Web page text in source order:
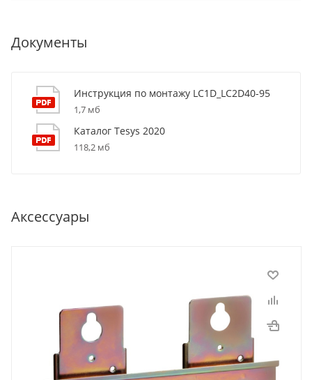
Документы
Инструкция по монтажу LC1D_LC2D40-95
1,7 мб
Каталог Tesys 2020
118,2 мб
Аксессуары